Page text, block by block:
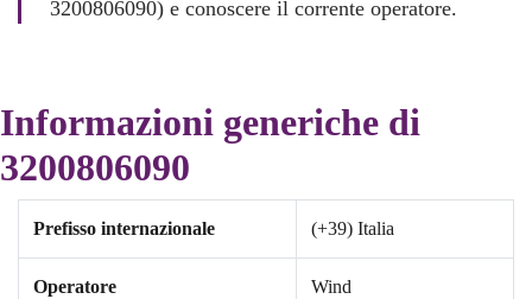
3200806090) e conoscere il corrente operatore.
Informazioni generiche di
3200806090
Prefisso internazionale (+39) Italia
Operatore Wind